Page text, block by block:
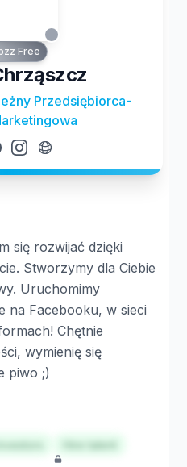
Free
Przedsiębiorca-
się rozwijać dzięki
Stworzymy dla Ciebie
Uruchomimy
na Facebooku, w sieci
Chętnie
wymienię się
piwo ;)
Hire talent